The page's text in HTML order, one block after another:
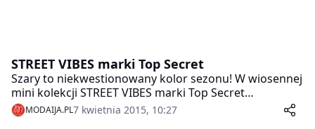
STREET VIBES marki Top Secret
Szary to niekwestionowany kolor sezonu! W wiosennej
mini kolekcji STREET VIBES marki Top Secret
prezentowany jest w dwóch odsłonach: jako total look,
który tworzymy zestawiając szare doły z szarymi
MODAIJA.PL7 kwietnia 2015, 10:27